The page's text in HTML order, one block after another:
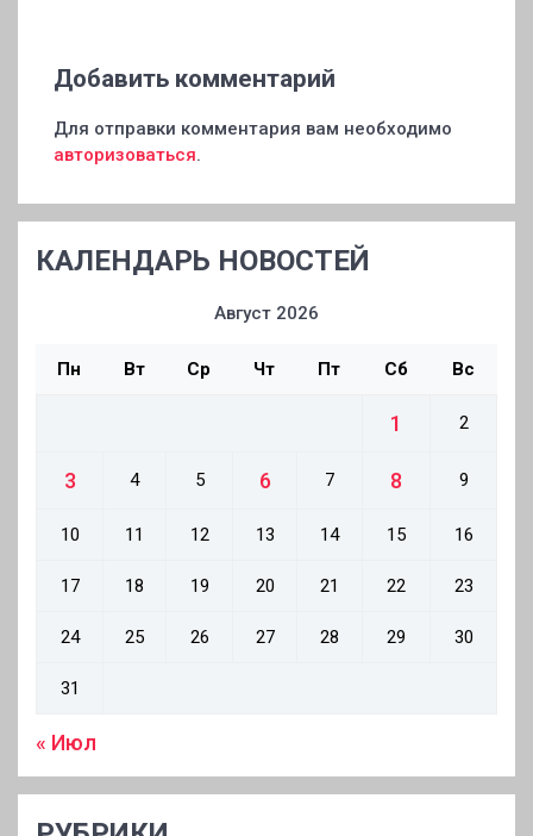
Добавить комментарий
Для отправки комментария вам необходимо
авторизоваться.
КАЛЕНДАРЬ НОВОСТЕЙ
Август 2026
Пн Вт Ср Чт Пт Сб Вс
1 2
3 4 5 6 7 8 9
10 11 12 13 14 15 16
17 18 19 20 21 22 23
24 25 26 27 28 29 30
31
« Июл